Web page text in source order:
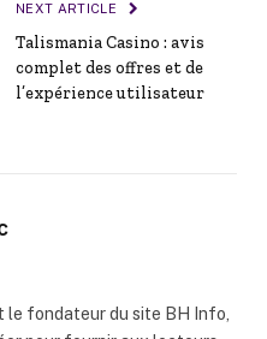
NEXT ARTICLE
Talismania Casino : avis
complet des offres et de
l’expérience utilisateur
le fondateur du site BH Info,